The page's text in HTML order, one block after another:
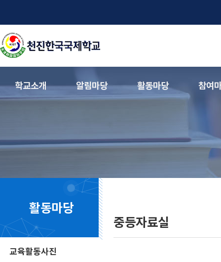
학교소개 알림마당 활동마당 참여
활동마당
교육활동사진
중등자료실